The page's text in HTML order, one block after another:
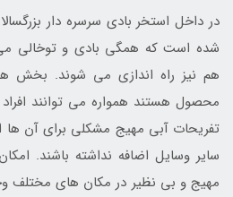
در داخل استخر بادی سرسره دار
شده است که همگی بادی و توخالی
هم نیز راه اندازی می شوند. بخش
محصول هستند همواره می توانند
تفریحات آبی مهیج مشکلی برای آن ها
سایر وسایل اضافه نداشته باشند.
مهیج و بی نظیر در مکان های مختلف